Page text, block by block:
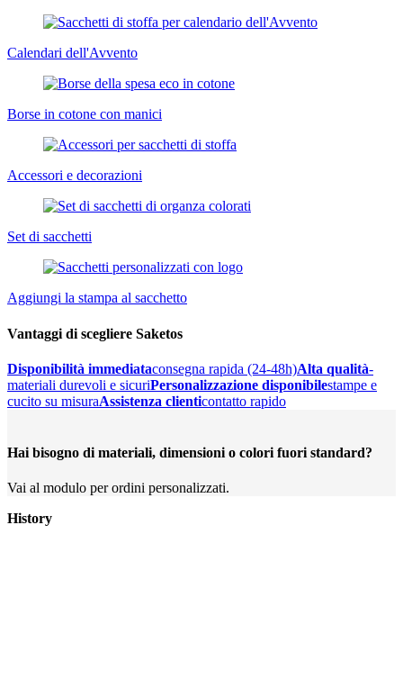
Calendari dell'Avvento
Borse in cotone con manici
Accessori e decorazioni
Set di sacchetti
Aggiungi la stampa al sacchetto
Vantaggi di scegliere Saketos
Disponibilità immediataconsegna rapida (24-48h)Alta qualità-
materiali durevoli e sicuriPersonalizzazione disponibilestampe e
cucito su misuraAssistenza clienticontatto rapido
Hai bisogno di materiali, dimensioni o colori fuori standard?
Vai al modulo per ordini personalizzati.
History